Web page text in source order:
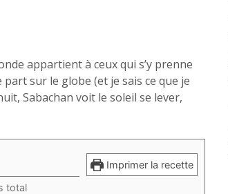
appartient à ceux qui s’y prenne
sur le globe (et je sais ce que je
Sabachan voit le soleil se lever,
Imprimer la recette
total